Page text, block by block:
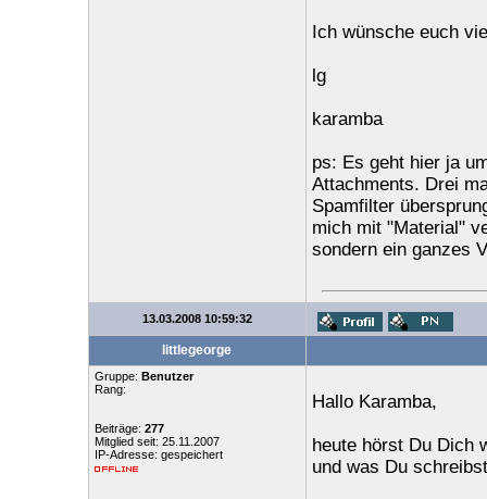
Ich wünsche euch
lg
karamba
ps: Es geht hier ja
Attachments. Drei
Spamfilter
mich mit "Material"
sondern ein ganzes
13.03.2008 10:59:32
littlegeorge
Gruppe: Benutzer
Rang:
Beiträge: 277
Mitglied seit: 25.11.2007
IP-Adresse: gespeichert
Hallo Karamba,
heute hörst Du Dich
und was Du